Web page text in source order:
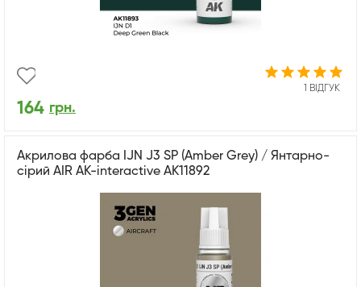
1 ВІДГУК
164 грн.
Акрилова фарба IJN J3 SP (Amber Grey) / Янтарно-
сірий AIR АК-interactive AK11892